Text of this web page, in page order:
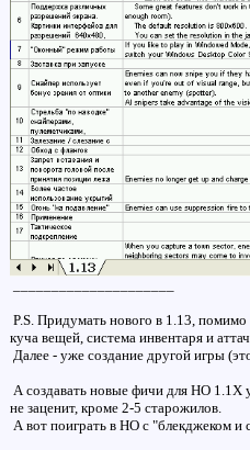
P.S. Придумать нового в 1.13,
куча вещей, система инвентаря и
Далее - уже создание другой игры
А создавать новые фичи для НО 1.1Х
не заценит, кроме 2-5 старожилов.
А вот поиграть в НО с "блекджеком